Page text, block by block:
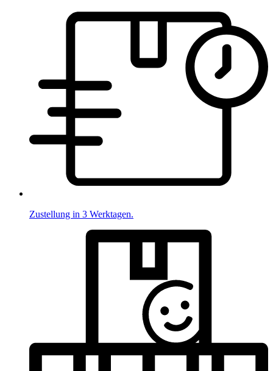
Zustellung in 3 Werktagen.